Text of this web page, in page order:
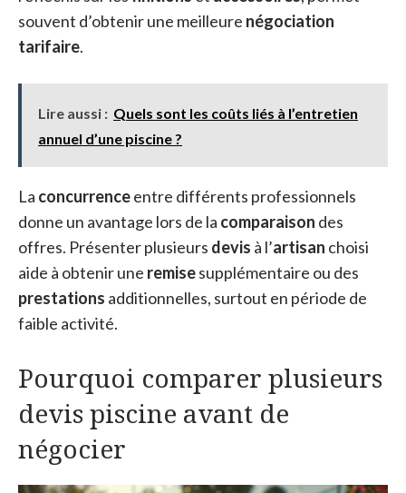
souvent d’obtenir une meilleure négociation
tarifaire.
Lire aussi : Quels sont les coûts liés à l’entretien
annuel d’une piscine ?
La concurrenceentre différents professionnels
donne un avantage lors de la comparaison des
offres. Présenter plusieurs devis à l’artisan choisi
aide à obtenir une remisesupplémentaire ou des
prestations additionnelles, surtout en période de
faible activité.
Pourquoi comparer plusieurs
devis piscine avant de
négocier